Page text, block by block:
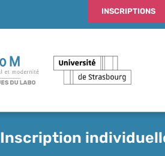
INSCRIPTIONS
Inscription